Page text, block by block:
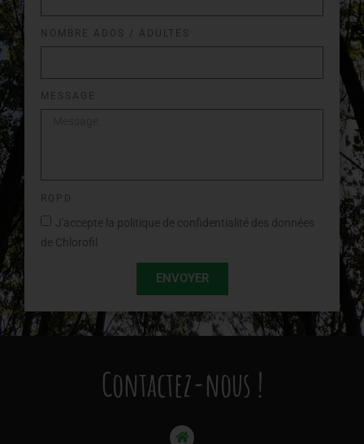
NOMBRE ADOS / ADULTES
MESSAGE
RGPD
J'accepte la politique de confidentialité des données
de Chlorofil
ENVOYER
Contactez-nous !